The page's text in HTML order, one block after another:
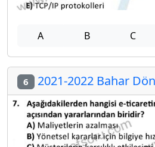
A B C
6 2021-2022 Bahar